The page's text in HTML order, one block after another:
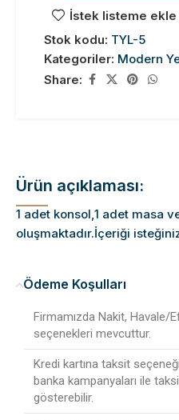
İstek listeme ekle
Stok kodu: TYL-5
Kategoriler: Modern
Share:
Ürün açıklaması:
1 adet konsol,1 adet masa
oluşmaktadır.İçeriği
Ödeme Koşulları
Firmamızda Nakit, Havale/
seçenekleri mevcuttur.
Kredi kartına taksit
banka kampanyaları ile
gösterebilir.